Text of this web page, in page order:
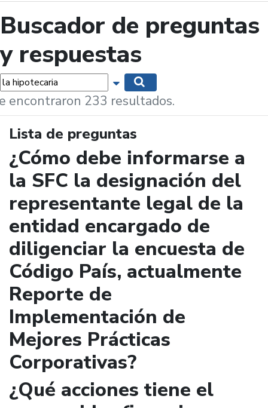
Buscador de preguntas
y respuestas
Mostrar opciones de búsqueda
encontraron 233 resultados.
Lista de preguntas
¿Cómo debe informarse a
la SFC la designación del
representante legal de la
entidad encargado de
diligenciar la encuesta de
Código País, actualmente
Reporte de
Implementación de
Mejores Prácticas
Corporativas?
¿Qué acciones tiene el